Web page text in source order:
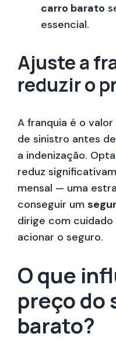
carro barato
essencial.
Ajuste a
reduzir o
A franquia é o
de sinistro antes
a indenização.
reduz
mensal — uma
conseguir um
dirige com
acionar o seguro.
O que
preço do
barato?